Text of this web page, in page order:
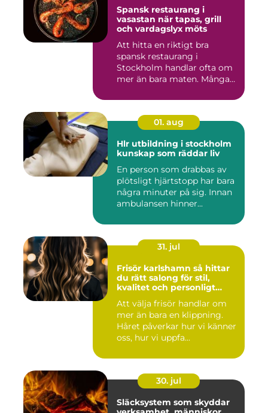
Spansk restaurang i
vasastan när tapas, grill
och vardagslyx möts
Att hitta en riktigt bra
spansk restaurang i
Stockholm handlar ofta om
mer än bara maten. Många
01. aug
Hlr utbildning i stockholm
kunskap som räddar liv
En person som drabbas av
plötsligt hjärtstopp har bara
några minuter på sig. Innan
ambulansen hinner...
31. jul
Frisör karlshamn så hittar
du rätt salong för stil,
kvalitet och personligt
Att välja frisör handlar om
mer än bara en klippning.
Håret påverkar hur vi känner
oss, hur vi uppfa...
30. jul
Släcksystem som skyddar